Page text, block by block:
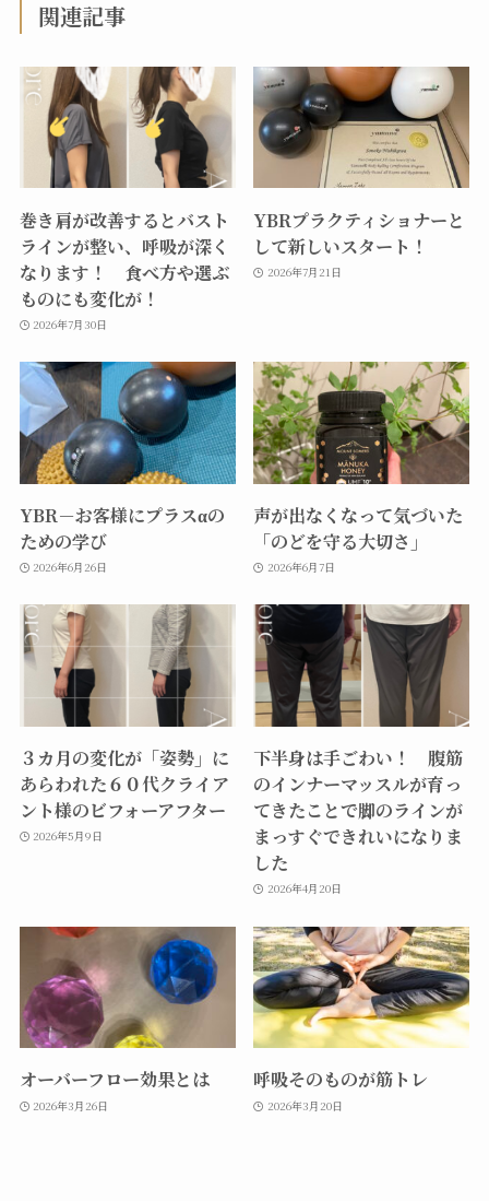
関連記事
巻き肩が改善するとバスト
ラインが整い、呼吸が深く
なります！ 食べ方や選ぶ
ものにも変化が！
2026年7月30日
YBRプラクティショナーと
して新しいスタート！
2026年7月21日
YBR－お客様にプラスαの
ための学び
2026年6月26日
声が出なくなって気づいた
「のどを守る大切さ」
2026年6月7日
３カ月の変化が「姿勢」に
あらわれた６０代クライア
ント様のビフォーアフター
2026年5月9日
下半身は手ごわい！ 腹筋
のインナーマッスルが育っ
てきたことで脚のラインが
まっすぐできれいになりま
した
2026年4月20日
オーバーフロー効果とは
2026年3月26日
呼吸そのものが筋トレ
2026年3月20日